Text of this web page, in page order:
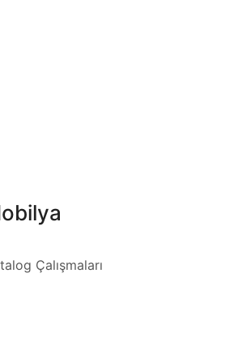
Çalışmaları